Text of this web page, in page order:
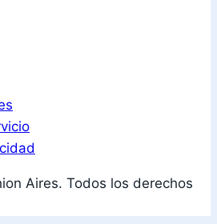
Aires. Todos los derechos